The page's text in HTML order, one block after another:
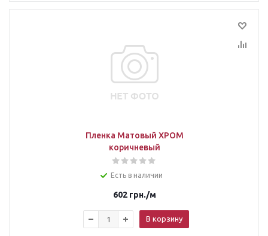
Пленка Матовый ХРОМ
коричневый
Есть в наличии
602грн./м
В корзину